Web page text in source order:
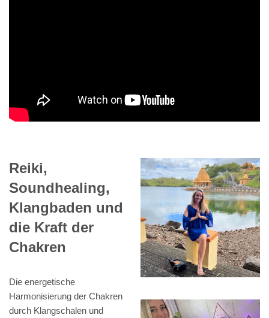
Reiki,
Soundhealing,
Klangbaden und
die Kraft der
Chakren
Die energetische
Harmonisierung der Chakren
durch Klangschalen und